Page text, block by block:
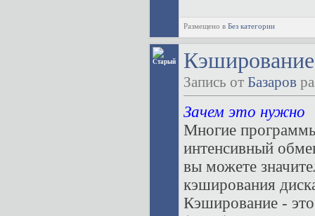
Размещено в Без категории
Запись от Базаров
Зачем это нужно
Многие
интенсивный
вы можете
кэширования
Кэширование - это